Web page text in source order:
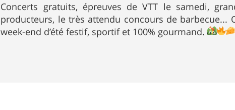
Concerts gratuits, épreuves de VTT le samedi,
producteurs, le très attendu concours de barbecue...
week-end d’été festif, sportif et 100% gourmand.